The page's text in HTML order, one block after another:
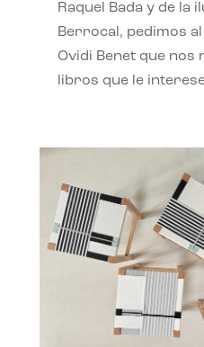
Raquel Bada y de la
Berrocal, pedimos
Ovidi Benet que nos
libros que le